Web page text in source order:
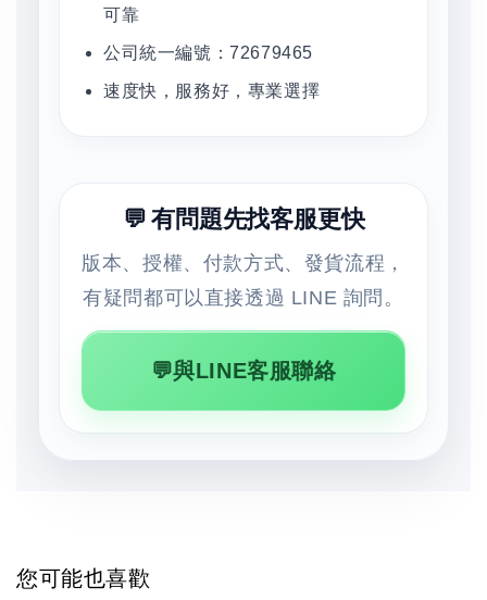
可靠
公司統一編號：72679465
速度快，服務好，專業選擇
💬 有問題先找客服更快
版本、授權、付款方式、發貨流程，
有疑問都可以直接透過 LINE 詢問。
💬與LINE客服聯絡
您可能也喜歡